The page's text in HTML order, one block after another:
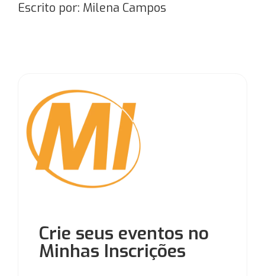
Escrito por: Milena Campos
Crie seus eventos no
Minhas Inscrições